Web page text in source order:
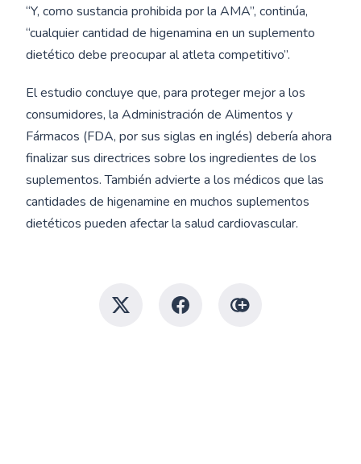
“Y, como sustancia prohibida por la AMA”, continúa,
“cualquier cantidad de higenamina en un suplemento
dietético debe preocupar al atleta competitivo”.
El estudio concluye que, para proteger mejor a los
consumidores, la Administración de Alimentos y
Fármacos (FDA, por sus siglas en inglés) debería ahora
finalizar sus directrices sobre los ingredientes de los
suplementos. También advierte a los médicos que las
cantidades de higenamine en muchos suplementos
dietéticos pueden afectar la salud cardiovascular.